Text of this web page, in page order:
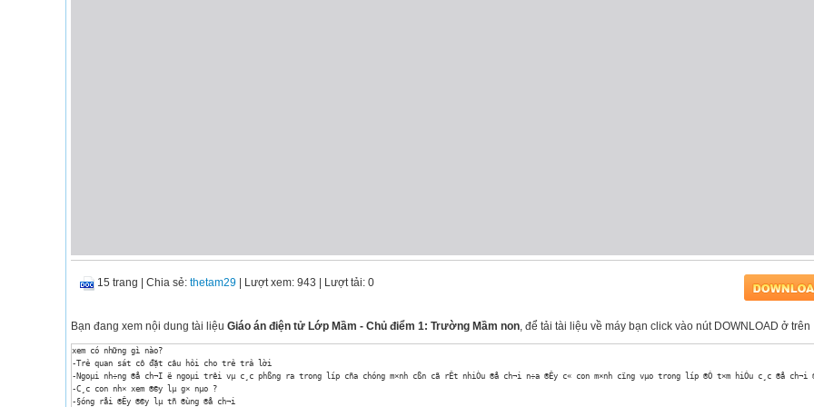
15 trang Chia sẻ: thetam29 | Lượt xem: 943 | Lượt tải: 0
Bạn đang xem nội dung tài liệu Giáo án điện tử Lớp Mầm - Chủ điểm 1: Trường Mầm non, để tải tài liệu về máy bạn click vào nút DOWNLOAD ở trên
xem có những gì nào?
-Trẻ quan sát cô đặt câu hỏi cho trẻ trả lời
-Ngoµi nh÷ng ®å ch¬I ë ngoµi trêi vµ c¸c phßng ra trong líp cña chóng m×nh cßn cã rÊt nhiÒu ®å ch¬i n÷a ®Êy c« con m×nh cïng vµo trong líp ®Ó t×m hiÓu c¸c ®å ch¬i
-C¸c con nh× xem ®©y lµ g× nµo ?
-§óng råi ®Êy ®©y lµ tñ ®ùng ®å ch¬i